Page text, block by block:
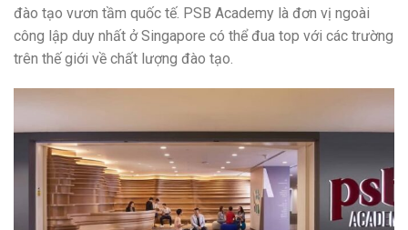
đào tạo vươn tầm quốc tế. PSB Academy là đơn vị ngoài
công lập duy nhất ở Singapore có thể đua top với các trường
trên thế giới về chất lượng đào tạo.